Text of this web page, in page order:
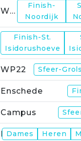
WP19
Finish-
Noordijk
Finish-St.
Isidorushoeve
WP22 Sfeer-
Enschede
Campus
Finish
Dames Heren